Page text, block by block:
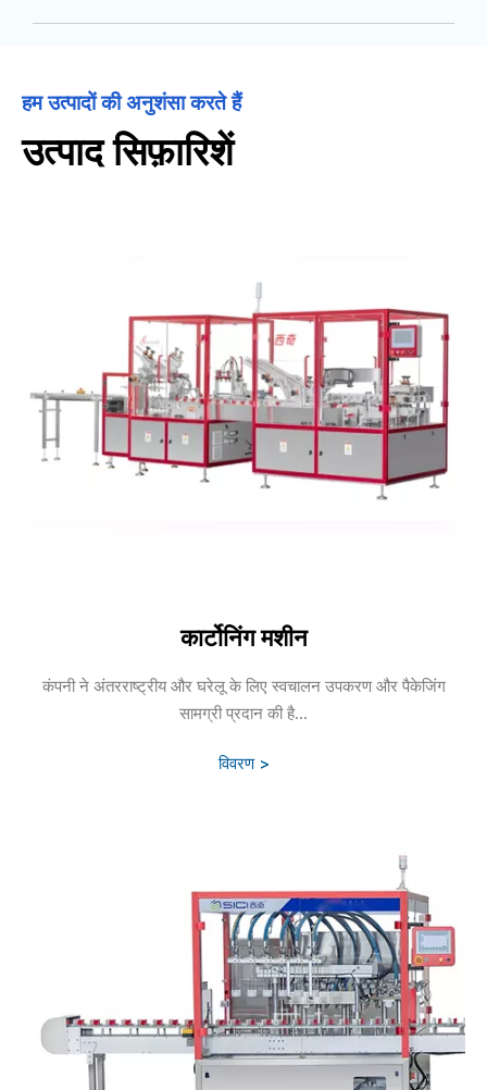
हम उत्पादों की अनुशंसा करते हैं
उत्पाद सिफ़ारिशें
कार्टोनिंग मशीन
कंपनी ने अंतरराष्ट्रीय और घरेलू के लिए स्वचालन उपकरण और पैकेजिंग
सामग्री प्रदान की है...
विवरण >